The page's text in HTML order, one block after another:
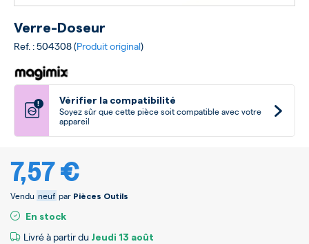
Verre-Doseur
Ref. : 504308 (Produit original)
! Vérifier la compatibilité
Soyez sûr que cette pièce soit compatible avec votre
appareil
7,57 €
Vendu neuf par Pièces Outils
En stock
Livré à partir du Jeudi 13 août